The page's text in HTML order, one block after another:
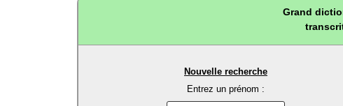
Grand
Nouvelle recherche
Entrez un prénom :